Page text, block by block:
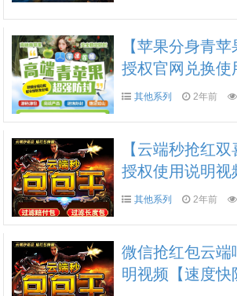
【苹果分身青
授权官网兑换使
批量设置个人朋
其他系列 2年前
【云端秒抢红
授权使用说明视
动云端抢红包
其他系列 2年前
微信抢红包云端
明视频【速度快